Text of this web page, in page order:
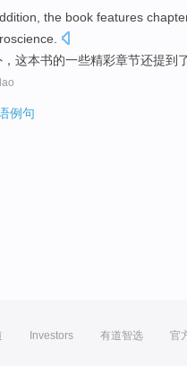
the book features
， 这本书的一些精彩章节还提到
例句
Investors 有道智选 官